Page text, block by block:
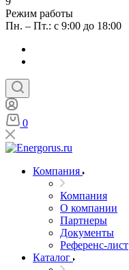
Режим работы
Пн. – Пт.: с 9:00 до 18:00
0
Компания
Компания
О компании
Партнеры
Документы
Референс-лист
Каталог